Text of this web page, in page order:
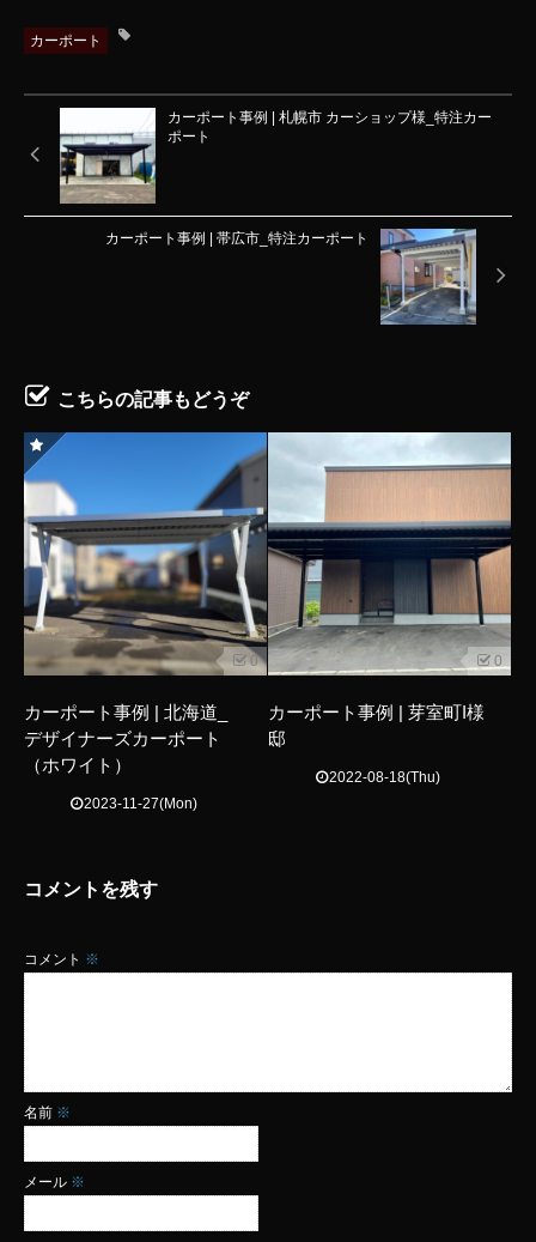
カーポート
カーポート事例 | 札幌市 カーショップ様_特注カー
ポート
カーポート事例 | 帯広市_特注カーポート
こちらの記事もどうぞ
0
カーポート事例 | 北海道_
デザイナーズカーポート
（ホワイト）
2023-11-27(Mon)
0
カーポート事例 | 芽室町I様
邸
2022-08-18(Thu)
コメントを残す
コメント ※
名前 ※
メール ※